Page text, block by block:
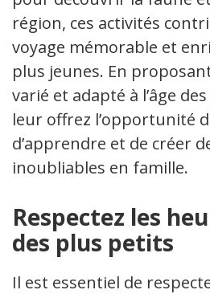
région, ces activités
voyage mémorable et
plus jeunes. En
varié et adapté à l’âge
leur offrez l’opportunité
d’apprendre et de créer
inoubliables en famille.
Respectez les
des plus petits
Il est essentiel de